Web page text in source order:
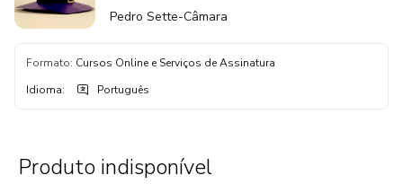
Pedro Sette-Câmara
Formato: Cursos Online e Serviços de Assinatura
Idioma: Português
Produto indisponível